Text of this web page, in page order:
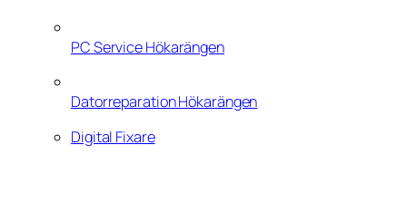
PC Service Hökarängen
Datorreparation Hökarängen
Digital Fixare